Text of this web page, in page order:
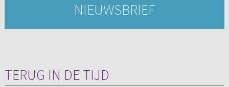
NIEUWSBRIEF
TERUG IN DE TIJD